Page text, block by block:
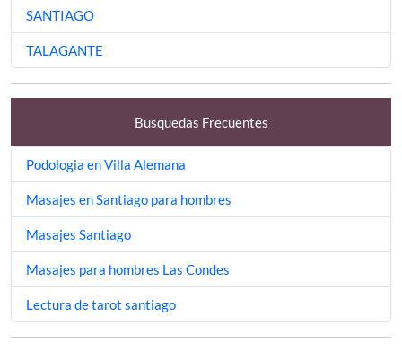
SANTIAGO
TALAGANTE
Busquedas Frecuentes
Podologia en Villa Alemana
Masajes en Santiago para hombres
Masajes Santiago
Masajes para hombres Las Condes
Lectura de tarot santiago